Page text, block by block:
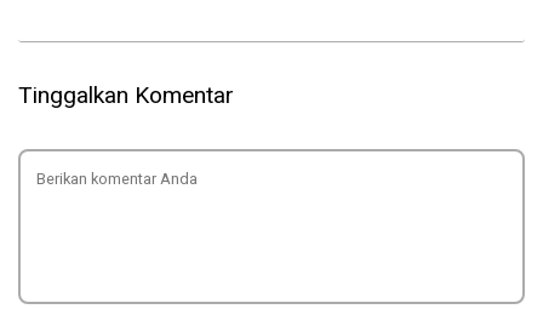
Tinggalkan Komentar